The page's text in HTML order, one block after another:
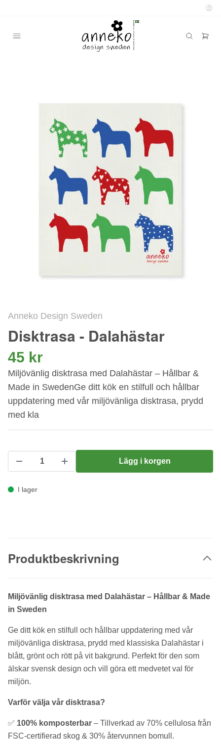
Anneko Design Sweden
Disktrasa - Dalahästar
45 kr
Miljövänlig disktrasa med Dalahästar – Hållbar &
Made in SwedenGe ditt kök en stilfull och hållbar
uppdatering med vår miljövänliga disktrasa, prydd
med kla
Lägg i korgen
I lager
Produktbeskrivning
Miljövänlig disktrasa med Dalahästar – Hållbar & Made
in Sweden
Ge ditt kök en stilfull och hållbar uppdatering med vår
miljövänliga disktrasa, prydd med klassiska Dalahästar i
blått, grönt och rött på vit bakgrund. Perfekt för den som
älskar svensk design och vill göra ett medvetet val för
miljön.
Varför välja vår disktrasa?
✅ 100% komposterbar – Tillverkad av 70% cellulosa från
FSC-certifierad skog & 30% återvunnen bomull.